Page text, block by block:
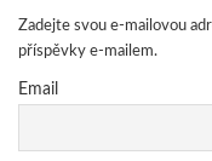
Zadejte svou e-mailovou
příspěvky e-mailem.
Email